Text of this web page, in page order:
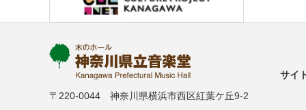
〒220-0044 神奈川県横浜市西区紅葉ケ丘9-2
サイ